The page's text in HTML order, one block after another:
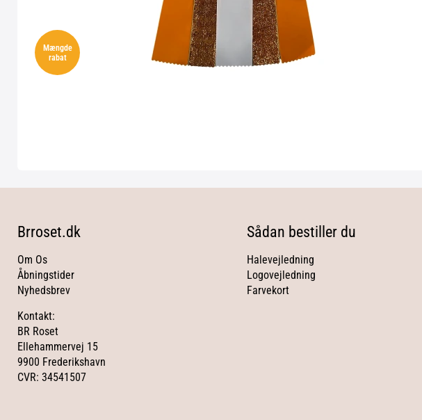
Mængde
rabat
Brroset.dk
Om Os
Åbningstider
Nyhedsbrev
Kontakt:
BR Roset
Ellehammervej 15
9900 Frederikshavn
CVR: 34541507
Sådan bestiller du
Halevejledning
Logovejledning
Farvekort